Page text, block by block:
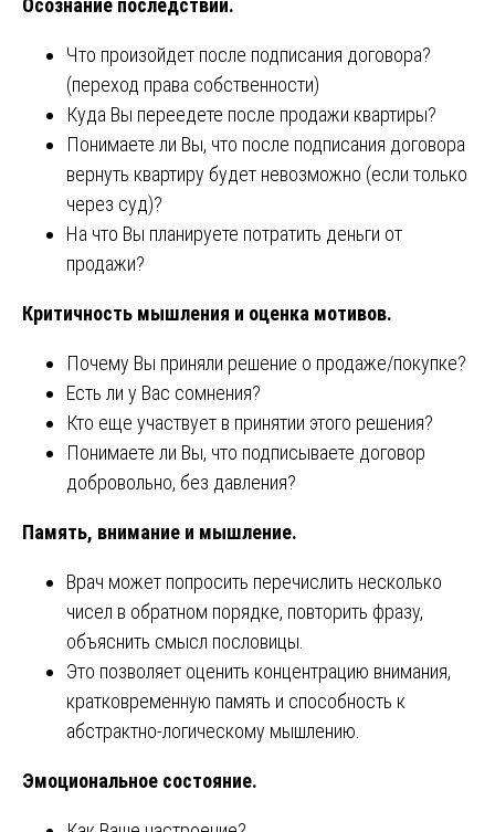
Осознание последствий.
Что произойдет после подписания договора?
(переход права собственности)
Куда Вы переедете после продажи квартиры?
Понимаете ли Вы, что после подписания договора
вернуть квартиру будет невозможно (если только
через суд)?
На что Вы планируете потратить деньги от
продажи?
Критичность мышления и оценка мотивов.
Почему Вы приняли решение о продаже/покупке?
Есть ли у Вас сомнения?
Кто еще участвует в принятии этого решения?
Понимаете ли Вы, что подписываете договор
добровольно, без давления?
Память, внимание и мышление.
Врач может попросить перечислить несколько
чисел в обратном порядке, повторить фразу,
объяснить смысл пословицы.
Это позволяет оценить концентрацию внимания,
кратковременную память и способность к
абстрактно-логическому мышлению.
Эмоциональное состояние.